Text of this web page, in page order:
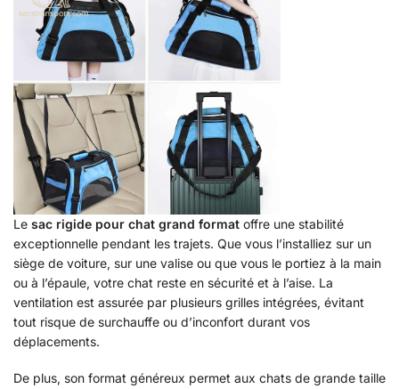
Le sac rigide pour chat grand format offre une stabilité
exceptionnelle pendant les trajets. Que vous l’installiez sur un
siège de voiture, sur une valise ou que vous le portiez à la main
ou à l’épaule, votre chat reste en sécurité et à l’aise. La
ventilation est assurée par plusieurs grilles intégrées, évitant
tout risque de surchauffe ou d’inconfort durant vos
déplacements.
De plus, son format généreux permet aux chats de grande taille